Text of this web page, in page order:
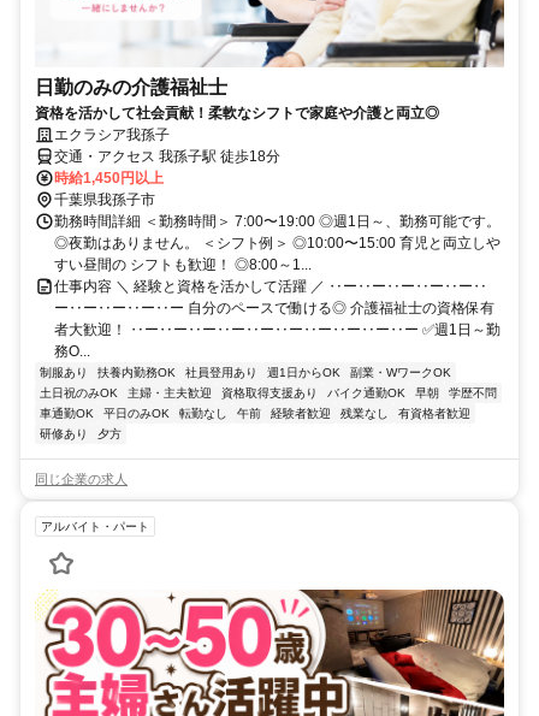
日勤のみの介護福祉士
資格を活かして社会貢献！柔軟なシフトで家庭や介護と両立◎
エクラシア我孫子
交通・アクセス 我孫子駅 徒歩18分
時給1,450円以上
千葉県我孫子市
勤務時間詳細 ＜勤務時間＞ 7:00〜19:00 ◎週1日～、勤務可能です。
◎夜勤はありません。 ＜シフト例＞ ◎10:00〜15:00 育児と両立しや
すい昼間の シフトも歓迎！ ◎8:00～1...
仕事内容 ＼ 経験と資格を活かして活躍 ／ ‥ー‥ー‥ー‥ー‥ー‥
ー‥ー‥ー‥ー‥ー 自分のペースで働ける◎ 介護福祉士の資格保有
者大歓迎！ ‥ー‥ー‥ー‥ー‥ー‥ー‥ー‥ー‥ー‥ー ✅週1日～勤
務O...
制服あり 扶養内勤務OK 社員登用あり 週1日からOK
副業・WワークOK
土日祝のみOK
主婦・主夫歓迎 資格取得支援あり バイク通勤OK 早朝
学歴不問
車通勤OK
平日のみOK 転勤なし 午前 経験者歓迎 残業なし
有資格者歓迎
研修あり
夕方
同じ企業の求人
アルバイト・パート